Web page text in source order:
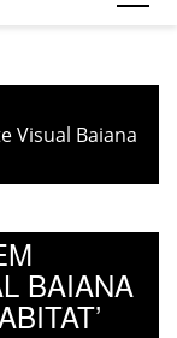
Visual Baiana
BAIANA